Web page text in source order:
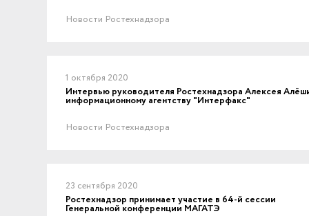
Новости Ростехнадзора
1 октября 2020
Интервью руководителя Ростехнадзора Алексея
информационному агентству "Интерфакс"
Новости Ростехнадзора
23 сентября 2020
Ростехнадзор принимает участие в 64-й сессии
Генеральной конференции МАГАТЭ